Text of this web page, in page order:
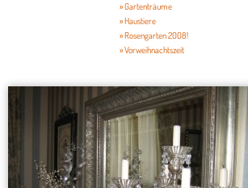
» Gartenträume
» Haustiere
» Rosengarten 2008!
» Vorweihnachtszeit